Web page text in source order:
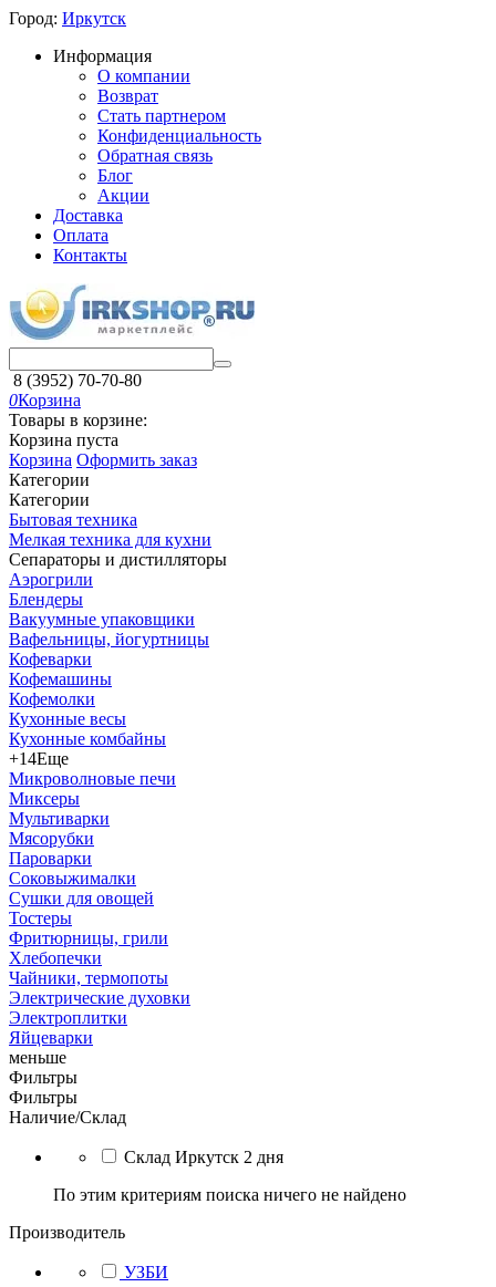
Город: Иркутск
Информация
О компании
Возврат
Стать партнером
Конфиденциальность
Обратная связь
Блог
Акции
Доставка
Оплата
Контакты
8 (3952) 70-70-80
0Корзина
Товары в корзине:
Корзина пуста
Корзина Оформить заказ
Категории
Категории
Бытовая техника
Мелкая техника для кухни
Сепараторы и дистилляторы
Аэрогрили
Блендеры
Вакуумные упаковщики
Вафельницы, йогуртницы
Кофеварки
Кофемашины
Кофемолки
Кухонные весы
Кухонные комбайны
+14Еще
Микроволновые печи
Миксеры
Мультиварки
Мясорубки
Пароварки
Соковыжималки
Сушки для овощей
Тостеры
Фритюрницы, грили
Хлебопечки
Чайники, термопоты
Электрические духовки
Электроплитки
Яйцеварки
меньше
Фильтры
Фильтры
Наличие/Склад
Склад Иркутск 2 дня
По этим критериям поиска ничего не найдено
Производитель
УЗБИ